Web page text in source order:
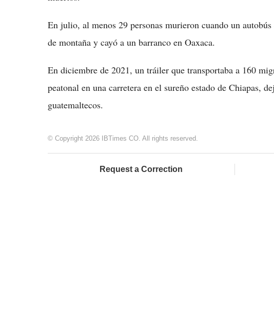
En julio, al menos 29 personas murieron cuando un
de montaña y cayó a un barranco en Oaxaca.
En diciembre de 2021, un tráiler que transportaba a 160
peatonal en una carretera en el sureño estado de Chiapas,
guatemaltecos.
© Copyright 2026 IBTimes CO. All rights reserved.
Request a Correction